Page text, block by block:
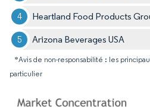
Heartland Food Products
Arizona Beverages USA
*Avis de non-responsabilité : les
particulier